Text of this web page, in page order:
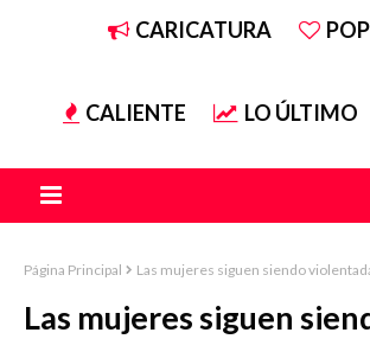
CARICATURA
CALIENTE LO ÚLTIMO
Página Principal Las mujeres siguen siendo
Las mujeres siguen